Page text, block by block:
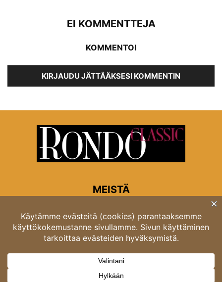
EI KOMMENTTEJA
KOMMENTOI
KIRJAUDU JÄTTÄÄKSESI KOMMENTIN
MEISTÄ
Rondon toimitus
Opastinsilta 6A 00520 Helsinki
Asiakaspalvelu: puh. 03 4246 5318
asiakaspalvelu@rondo.fi
Ota meihin yhteyttä:toimitus@rondo.fi